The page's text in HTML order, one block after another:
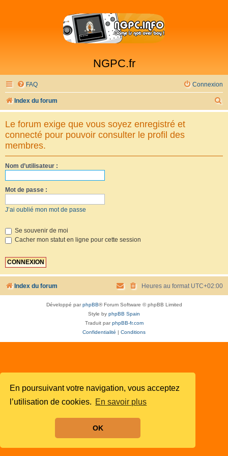
En poursuivant votre navigation, vous acceptez
l’utilisation de cookies. En savoir plus
OK
NGPC.fr
FAQ Connexion
Index du forum
e
Le forum exige que vous soyez enregistré et
connecté pour pouvoir consulter le profil des
membres.
Nom d’utilisateur :
Mot de passe :
J’ai oublié mon mot de passe
Se souvenir de moi
Cacher mon statut en ligne pour cette session
Index du forum Heures au format UTC+02:00
Développé parphpBB® Forum Software © phpBB Limited
Style by phpBB Spain
Traduit parphpBB-fr.com
Confidentialité
Conditions